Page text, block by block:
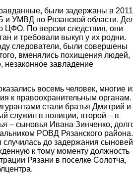
были задержаны в 2011
и УМВД по Рязанской области.
ЦФО. По версии следствия, они
и требовали выкуп у их родни.
следователи, были совершены
вменялись похищения людей,
незаконное завладение
восемь человек, многие
к правоохранительным органам.
стали братья Дмитрий и
служил в полиции, второй – в
– сыновья Ивана Зинченко,
РОВД Рязанского района.
случилась до задержания
к тому моменту должность
Рязани в поселке Солотча,